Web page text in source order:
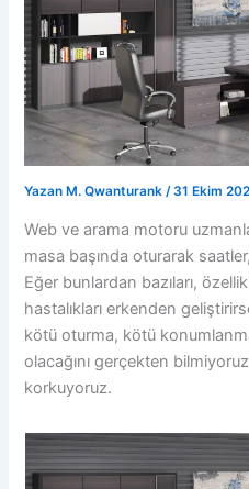
Yazan M. Qwanturank /31 Ekim
Web ve arama motoru
masa başında oturarak
Eğer bunlardan bazıları,
hastalıkları erkenden
kötü oturma, kötü
olacağını gerçekten
korkuyoruz.